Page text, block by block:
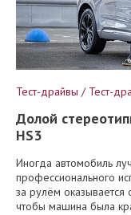
Тест-драйвы / Тест-
Долой
HS3
Иногда автомобиль
профессионального
за рулём оказывается
чтобы машина была